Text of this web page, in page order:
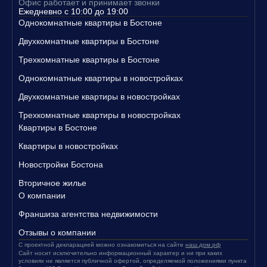
Свяжитесь с нами уже сегодня, чтобы узнать больше о наших п
редложениях и записаться на просмотр квартир!
Офис работает и принимает звонки
Ежедневно с 10:00 до 19:00
Однокомнатные квартиры в Бостоне
Двухкомнатные квартиры в Бостоне
Трехкомнатные квартиры в Бостоне
Однокомнатные квартиры в новостройках
Двухкомнатные квартиры в новостройках
Трехкомнатные квартиры в новостройках
Квартиры в Бостоне
Квартиры в новостройках
Новостройки Бостона
Вторичное жилье
О компании
Франшиза агентства недвижимости
Отзывы о компании
С проектной декларацией можно ознакомиться на сайте наш.дом.рф
Сайт носит исключительно информационный характер и ни при каких
условиях не является публичной офертой, определяемой положениями пункта